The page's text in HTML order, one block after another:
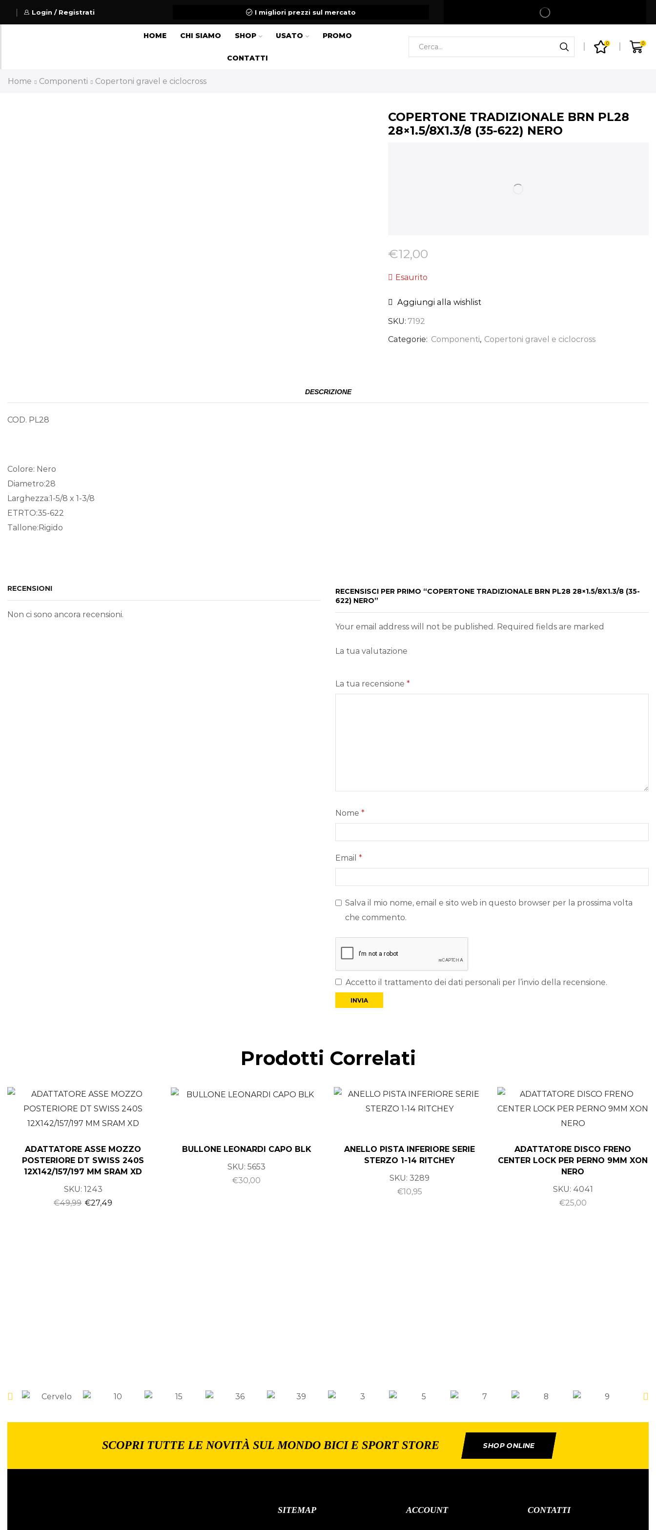
Login / Registrati I migliori prezzi sul mercato Spedizione gratuita per ordini superiori a 99€
HOME CHI SIAMO SHOP USATO PROMO
CONTATTI
0 0
Home Componenti Copertoni gravel e ciclocross
COPERTONE TRADIZIONALE BRN PL28
28×1.5/8X1.3/8 (35-622) NERO
€12,00
Esaurito
Aggiungi alla wishlist
SKU: 7192
Categorie: Componenti, Copertoni gravel e ciclocross
DESCRIZIONE
COD. PL28
Colore: Nero
Diametro:28
Larghezza:1-5/8 x 1-3/8
ETRTO:35-622
Tallone:Rigido
RECENSIONI
Non ci sono ancora recensioni.
RECENSISCI PER PRIMO “COPERTONE TRADIZIONALE BRN PL28 28×1.5/8X1.3/8 (35-
622) NERO”
Your email address will not be published. Required fields are marked
La tua valutazione
La tua recensione *
Nome *
Email *
Salva il mio nome, email e sito web in questo browser per la prossima volta
che commento.
Accetto il trattamento dei dati personali per l’invio della recensione.
Prodotti Correlati
ADATTATORE ASSE MOZZO
POSTERIORE DT SWISS 240S
12X142/157/197 MM SRAM XD
SKU: 1243
€49,99 €27,49
BULLONE LEONARDI CAPO BLK
SKU: 5653
€30,00
ANELLO PISTA INFERIORE SERIE
STERZO 1-14 RITCHEY
SKU:3289
€10,95
ADATTATORE DISCO FRENO
CENTER LOCK PER PERNO 9MM XON
NERO
SKU: 4041
€25,00
SCOPRI TUTTE LE NOVITÀ SUL MONDO BICI E SPORT STORE SHOP ONLINE
SITEMAP ACCOUNT CONTATTI